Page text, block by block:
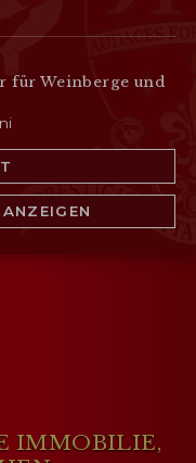
für Weinberge und
IMMOBILIE,